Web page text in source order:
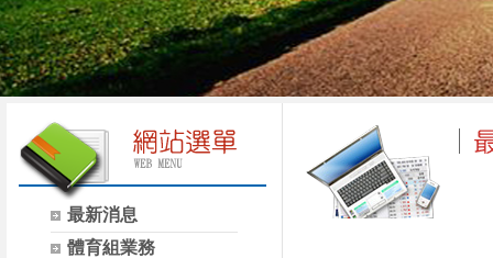
最新消息
體育組業務